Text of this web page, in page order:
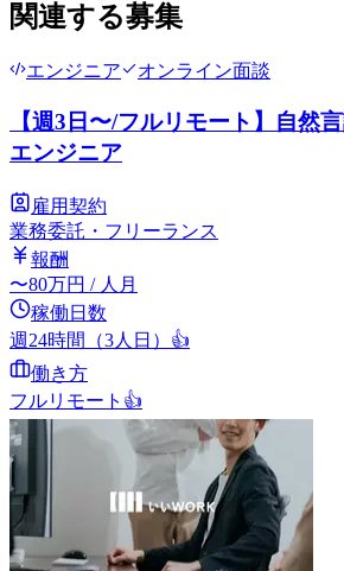
関連する募集
エンジニア オンライン面談
【週3日〜/フルリモート】自然
エンジニア
雇用契約
業務委託・フリーランス
報酬
〜80万円 / 人月
稼働日数
週24時間（3人日） 👍
働き方
フルリモート 👍